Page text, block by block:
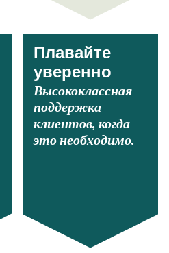
Плавайте
уверенно
Высококлассная
поддержка
клиентов, когда
это необходимо.